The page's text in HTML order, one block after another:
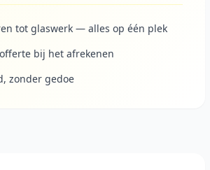
tot glaswerk — alles op één plek
bij het afrekenen
zonder gedoe